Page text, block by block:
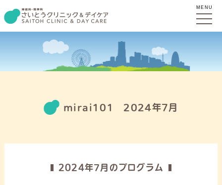
MENU
mirai101 2024年7月
2024年7月のプログラム